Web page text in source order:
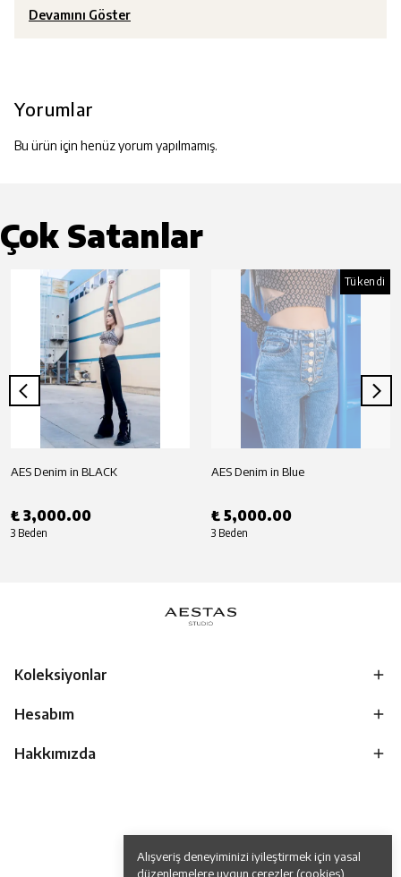
Alışveriş deneyiminizi iyileştirmek için yasal
düzenlemelere uygun çerezler (cookies)
Devamını Göster
Yorumlar
Bu ürün için henüz yorum yapılmamış.
Çok Satanlar
AES Denim in BLACK
₺ 3,000.00
3 Beden
Tükendi
AES Denim in Blue
₺ 5,000.00
3 Beden
Koleksiyonlar
Hesabım
Hakkımızda